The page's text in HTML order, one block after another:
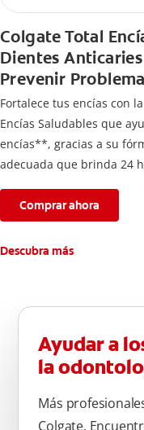
Colgate Total
Dientes
Prevenir
Fortalece tus encías con
Encías Saludables que
encías**, gracias a su
adecuada que brinda 24
semanas.
**Causados por bacterias.
Comprar ahora
Descubra más
Ayudar a
la
Más
Colgate.